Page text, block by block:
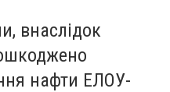
внаслідок
нафти ЕЛОУ-